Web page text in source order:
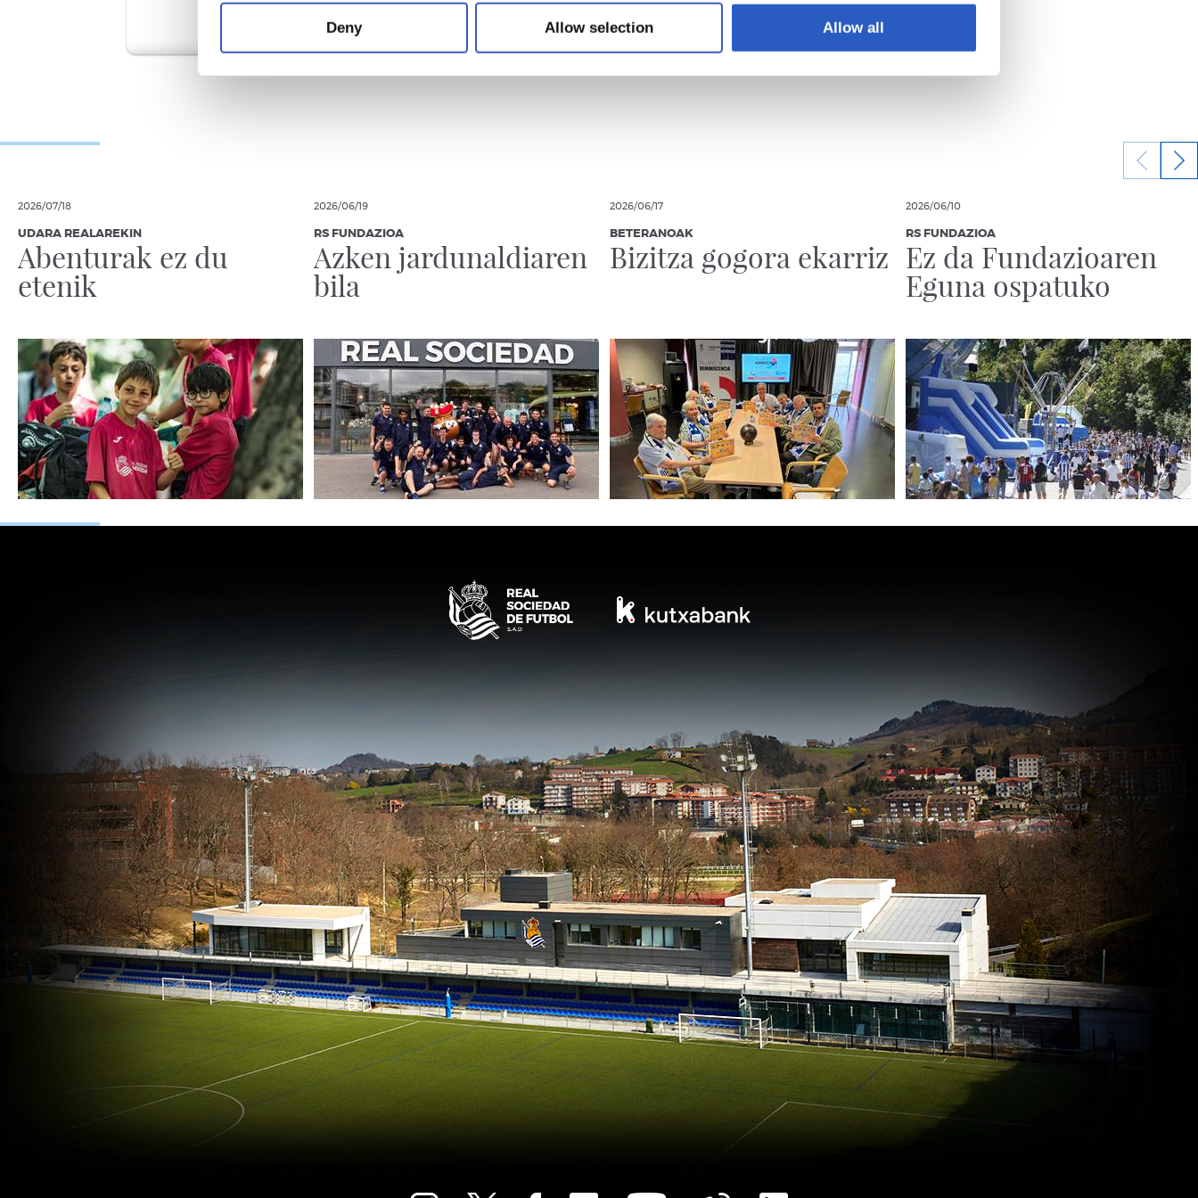
Deny Allow selection Allow all
2026/07/18
UDARA REALAREKIN
Abenturak ez du
etenik
2026/06/19
RS FUNDAZIOA
Azken jardunaldiaren
bila
2026/06/17
BETERANOAK
Bizitza gogora ekarriz
2026/06/10
RS FUNDAZIOA
Ez da Fundazioaren
Eguna ospatuko